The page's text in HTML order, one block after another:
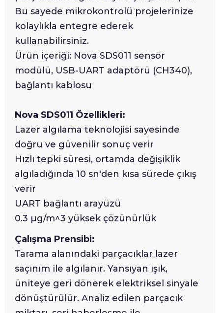
Bu sayede mikrokontrolü projelerinize
kolaylıkla entegre ederek
kullanabilirsiniz.
Ürün içeriği: Nova SDS011 sensör
modülü, USB-UART adaptörü (CH340),
bağlantı kablosu
Nova SDS011 Özellikleri:
Lazer algılama teknolojisi sayesinde
doğru ve güvenilir sonuç verir
Hızlı tepki süresi, ortamda değişiklik
algıladığında 10 sn'den kısa sürede çıkış
verir
UART bağlantı arayüzü
0.3 µg/m^3 yüksek çözünürlük
Çalışma Prensibi:
Tarama alanındaki parçacıklar lazer
saçınım ile algılanır. Yansıyan ışık,
üniteye geri dönerek elektriksel sinyale
dönüştürülür. Analiz edilen parçacık